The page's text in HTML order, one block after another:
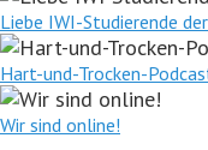
Liebe IWI-Studierende
Hart-und-Trocken-
Wir sind online!